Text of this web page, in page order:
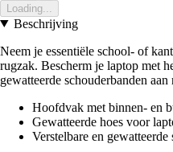
Loading...
Beschrijving
Neem je essentiële school- of
rugzak. Bescherm je laptop met
gewatteerde schouderbanden
Hoofdvak met binnen- en
Gewatteerde hoes voor
Verstelbare en